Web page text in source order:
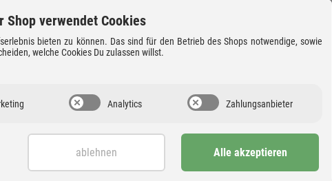
in Eiche und Walnuss.
Shop verwendet Cookies
bieten zu können. Das sind für den Betrieb des Shops notwendige, sowie
welche Cookies Du zulassen willst.
Analytics Zahlungsanbieter
ablehnen Alle akzeptieren